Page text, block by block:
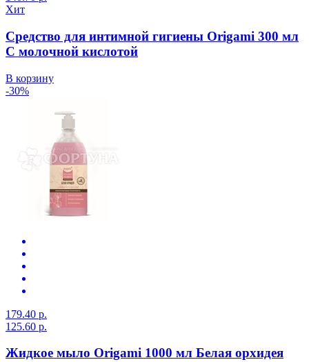
Хит
Средство для интимной гигиены Origami 300 мл
С молочной кислотой
В корзину
-30%
179.40 р.
125.60 р.
Жидкое мыло Origami 1000 мл Белая орхидея